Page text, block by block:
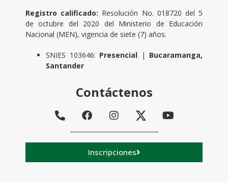
Registro calificado: Resolución No. 018720 del 5
de octubre del 2020 del Ministerio de Educación
Nacional (MEN), vigencia de siete (7) años.
SNIES 103646: Presencial | Bucaramanga,
Santander
Contáctenos
Inscripciones